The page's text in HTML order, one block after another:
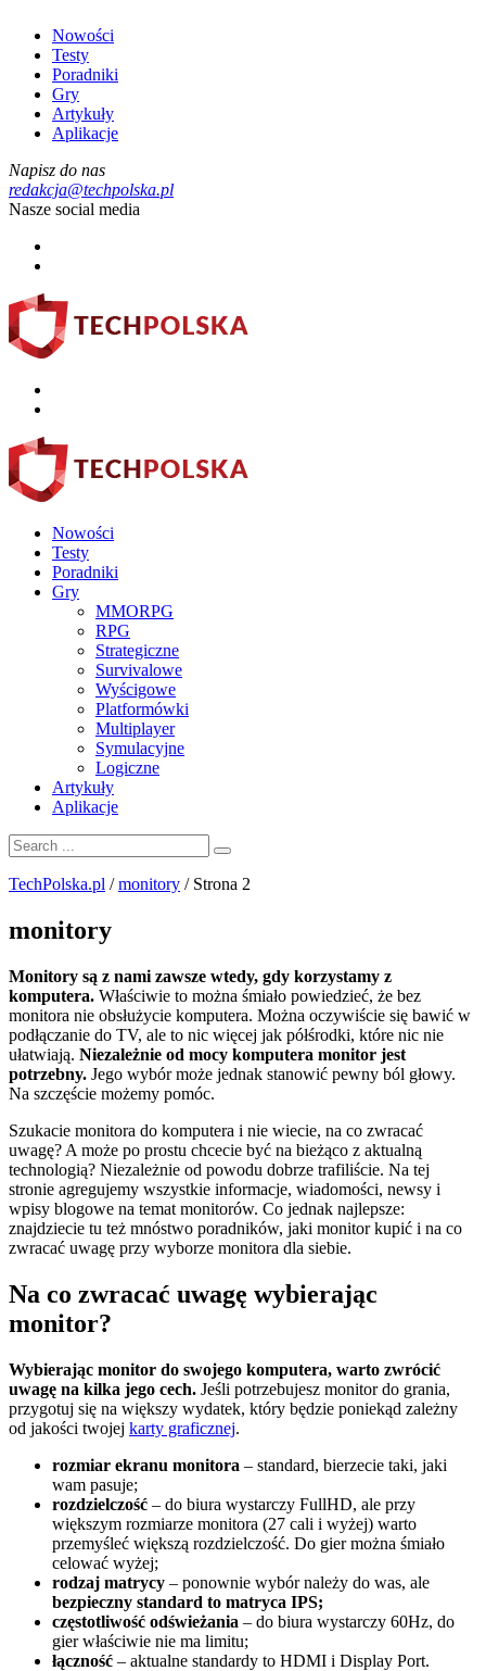
Nowości
Testy
Poradniki
Gry
Artykuły
Aplikacje
Napisz do nas
redakcja@techpolska.pl
Nasze social media
Nowości
Testy
Poradniki
Gry
MMORPG
RPG
Strategiczne
Survivalowe
Wyścigowe
Platformówki
Multiplayer
Symulacyjne
Logiczne
Artykuły
Aplikacje
TechPolska.pl /monitory / Strona 2
monitory
Monitory są z nami zawsze wtedy, gdy korzystamy z
komputera. Właściwie to można śmiało powiedzieć, że bez
monitora nie obsłużycie komputera. Można oczywiście się bawić w
podłączanie do TV, ale to nic więcej jak półśrodki, które nic nie
ułatwiają. Niezależnie od mocy komputera monitor jest
potrzebny. Jego wybór może jednak stanowić pewny ból głowy.
Na szczęście możemy pomóc.
Szukacie monitora do komputera i nie wiecie, na co zwracać
uwagę? A może po prostu chcecie być na bieżąco z aktualną
technologią? Niezależnie od powodu dobrze trafiliście. Na tej
stronie agregujemy wszystkie informacje, wiadomości, newsy i
wpisy blogowe na temat monitorów. Co jednak najlepsze:
znajdziecie tu też mnóstwo poradników, jaki monitor kupić i na co
zwracać uwagę przy wyborze monitora dla siebie.
Na co zwracać uwagę wybierając
monitor?
Wybierając monitor do swojego komputera, warto zwrócić
uwagę na kilka jego cech. Jeśli potrzebujesz monitor do grania,
przygotuj się na większy wydatek, który będzie poniekąd zależny
od jakości twojej karty graficznej.
rozmiar ekranu monitora – standard, bierzecie taki, jaki
wam pasuje;
rozdzielczość – do biura wystarczy FullHD, ale przy
większym rozmiarze monitora (27 cali i wyżej) warto
przemyśleć większą rozdzielczość. Do gier można śmiało
celować wyżej;
rodzaj matrycy – ponownie wybór należy do was, ale
bezpieczny standard to matryca IPS;
częstotliwość odświeżania – do biura wystarczy 60Hz, do
gier właściwie nie ma limitu;
łączność – aktualne standardy to HDMI i Display Port.